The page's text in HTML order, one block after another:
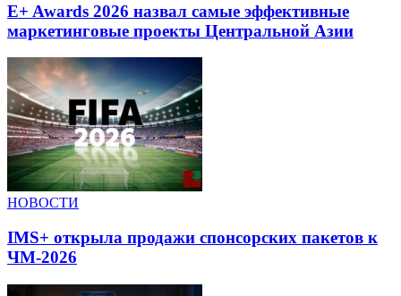
E+ Awards 2026 назвал самые эффективные
маркетинговые проекты Центральной Азии
НОВОСТИ
IMS+ открыла продажи спонсорских пакетов к
ЧМ-2026